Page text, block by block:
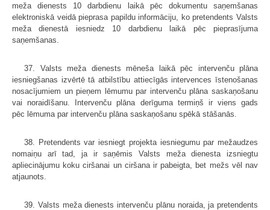
meža dienests 10 darbdienu laikā pēc dokumentu saņemšanas
elektroniskā veidā pieprasa papildu informāciju, ko pretendents Valsts
meža dienestā iesniedz 10 darbdienu laikā pēc pieprasījuma
saņemšanas.
37. Valsts meža dienests mēneša laikā pēc intervenču plāna
iesniegšanas izvērtē tā atbilstību attiecīgās intervences īstenošanas
nosacījumiem un pieņem lēmumu par intervenču plāna saskaņošanu
vai noraidīšanu. Intervenču plāna derīguma termiņš ir viens gads
pēc lēmuma par intervenču plāna saskaņošanu spēkā stāšanās.
38. Pretendents var iesniegt projekta iesniegumu par mežaudzes
nomaiņu arī tad, ja ir saņēmis Valsts meža dienesta izsniegtu
apliecinājumu koku ciršanai un ciršana ir pabeigta, bet mežs vēl nav
atjaunots.
39. Valsts meža dienests intervenču plānu noraida, ja pretendents